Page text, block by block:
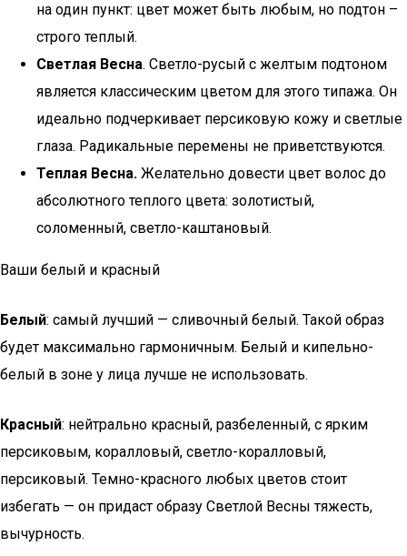
на один пункт: цвет может быть любым, но подтон –
строго теплый.
Светлая Весна. Светло-русый с желтым подтоном
является классическим цветом для этого типажа. Он
идеально подчеркивает персиковую кожу и светлые
глаза. Радикальные перемены не приветствуются.
Теплая Весна. Желательно довести цвет волос до
абсолютного теплого цвета: золотистый,
соломенный, светло-каштановый.
Ваши белый и красный
Белый: самый лучший — сливочный белый. Такой образ
будет максимально гармоничным. Белый и кипельно-
белый в зоне у лица лучше не использовать.
Красный: нейтрально красный, разбеленный, с ярким
персиковым, коралловый, светло-коралловый,
персиковый. Темно-красного любых цветов стоит
избегать — он придаст образу Светлой Весны тяжесть,
вычурность.